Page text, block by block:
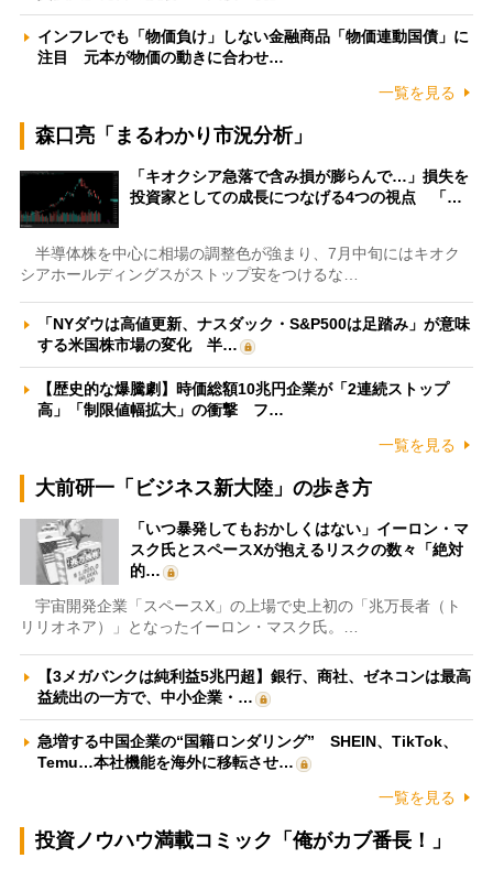
インフレでも「物価負け」しない金融商品「物価連動国債」に
注目 元本が物価の動きに合わせ…
一覧を見る
森口亮「まるわかり市況分析」
「キオクシア急落で含み損が膨らんで…」損失を
投資家としての成長につなげる4つの視点 「…
半導体株を中心に相場の調整色が強まり、7月中旬にはキオク
シアホールディングスがストップ安をつけるな…
「NYダウは高値更新、ナスダック・S&P500は足踏み」が意味
する米国株市場の変化 半…
【歴史的な爆騰劇】時価総額10兆円企業が「2連続ストップ
高」「制限値幅拡大」の衝撃 フ…
一覧を見る
大前研一「ビジネス新大陸」の歩き方
「いつ暴発してもおかしくはない」イーロン・マ
スク氏とスペースXが抱えるリスクの数々「絶対
的…
宇宙開発企業「スペースX」の上場で史上初の「兆万長者（ト
リリオネア）」となったイーロン・マスク氏。…
【3メガバンクは純利益5兆円超】銀行、商社、ゼネコンは最高
益続出の一方で、中小企業・…
急増する中国企業の“国籍ロンダリング” SHEIN、TikTok、
Temu…本社機能を海外に移転させ…
一覧を見る
投資ノウハウ満載コミック「俺がカブ番長！」